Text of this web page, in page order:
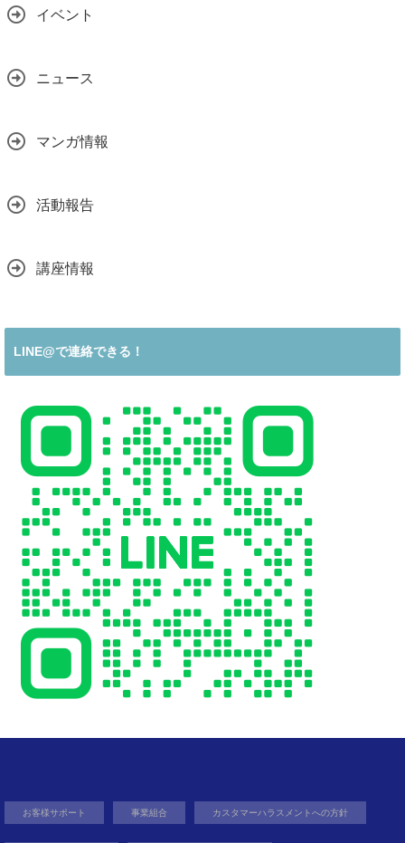
イベント
ニュース
マンガ情報
活動報告
講座情報
LINE@で連絡できる！
お客様サポート 事業組合 カスタマーハラスメントへの方針